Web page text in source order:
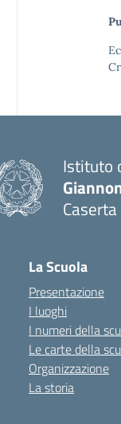
Istituto
Caserta
La Scuola
Presentazione
I luoghi
I numeri della
Le carte della
Organizzazione
La storia